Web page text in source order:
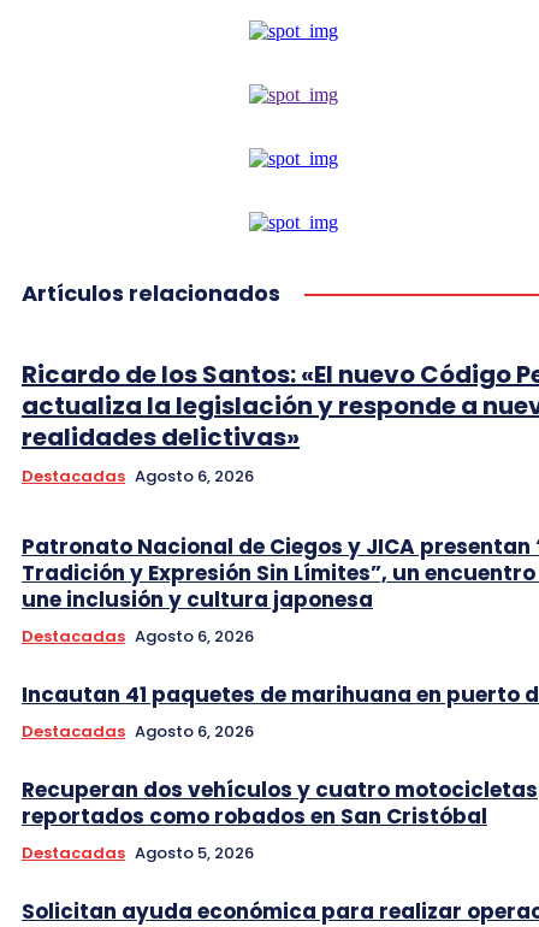
Artículos relacionados
Ricardo de los Santos: «El nuevo Código
actualiza la legislación y responde a
realidades delictivas»
Destacadas Agosto 6, 2026
Patronato Nacional de Ciegos y JICA presentan
Tradición y Expresión Sin Límites”, un
une inclusión y cultura japonesa
Destacadas Agosto 6, 2026
Incautan 41 paquetes de marihuana en puerto
Destacadas Agosto 6, 2026
Recuperan dos vehículos y cuatro motocicletas
reportados como robados en San Cristóbal
Destacadas Agosto 5, 2026
Solicitan ayuda económica para realizar